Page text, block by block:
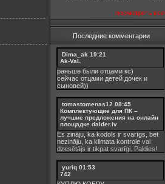
посмотреть все
Последние комментарии
Dima_ak 19:21
Ak-VaL
раньше были отцами кс)
сейчас отцами детей дочек и
сыновей))
tomastomenas12 08:45
Комплектующие для ПК –
лучшие предложения на онлайн
площадке dalder.lv
Es zināju, ka kodols ir svarīgs, bet
nezināju, ka klimata kontrole vai
dzesētājs ir tikpat svarīgi. Paldies!
yuriq 01:53
742